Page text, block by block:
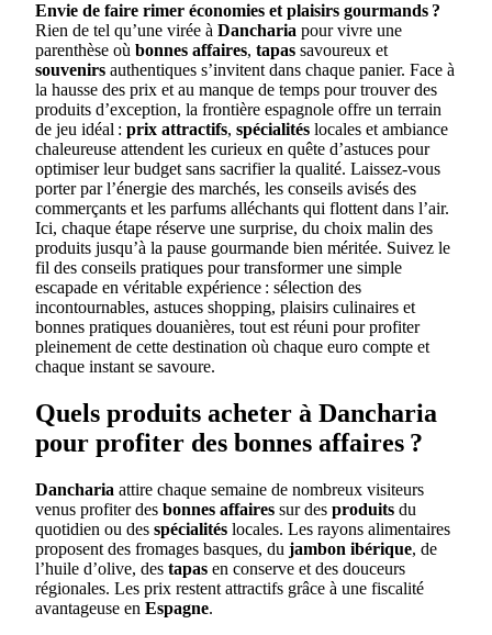
Envie de faire rimer économies et plaisirs gourmands ?
Rien de tel qu’une virée à Dancharia pour vivre une
parenthèse où bonnes affaires, tapas savoureux et
souvenirs authentiques s’invitent dans chaque panier. Face à
la hausse des prix et au manque de temps pour trouver des
produits d’exception, la frontière espagnole offre un terrain
de jeu idéal : prix attractifs, spécialités locales et ambiance
chaleureuse attendent les curieux en quête d’astuces pour
optimiser leur budget sans sacrifier la qualité. Laissez-vous
porter par l’énergie des marchés, les conseils avisés des
commerçants et les parfums alléchants qui flottent dans l’air.
Ici, chaque étape réserve une surprise, du choix malin des
produits jusqu’à la pause gourmande bien méritée. Suivez le
fil des conseils pratiques pour transformer une simple
escapade en véritable expérience : sélection des
incontournables, astuces shopping, plaisirs culinaires et
bonnes pratiques douanières, tout est réuni pour profiter
pleinement de cette destination où chaque euro compte et
chaque instant se savoure.
Quels produits acheter à Dancharia
pour profiter des bonnes affaires ?
Dancharia attire chaque semaine de nombreux visiteurs
venus profiter des bonnes affaires sur des produits du
quotidien ou des spécialités locales. Les rayons alimentaires
proposent des fromages basques, du jambon ibérique, de
l’huile d’olive, des tapas en conserve et des douceurs
régionales. Les prix restent attractifs grâce à une fiscalité
avantageuse en Espagne.